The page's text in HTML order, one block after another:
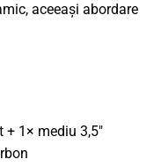
aceeași abordare
+ 1× mediu 3,5″